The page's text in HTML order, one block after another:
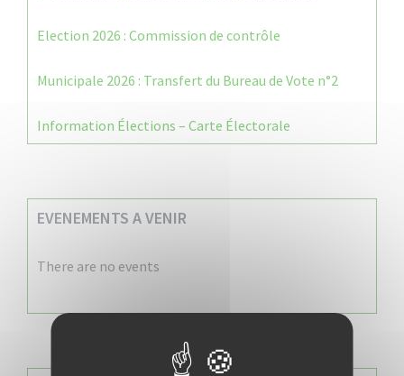
Election 2026 : Commission de contrôle
Municipale 2026 : Transfert du Bureau de Vote n°2
Information Élections – Carte Électorale
EVENEMENTS A VENIR
There are no events